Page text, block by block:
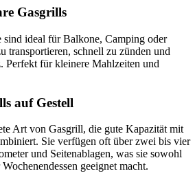
Gasgrills
ideal für Balkone, Camping oder
transportieren, schnell zu zünden und
Perfekt für kleinere Mahlzeiten und
auf Gestell
Art von Gasgrill, die gute Kapazität mit
Sie verfügen oft über zwei bis vier
und Seitenablagen, was sie sowohl
geeignet macht.